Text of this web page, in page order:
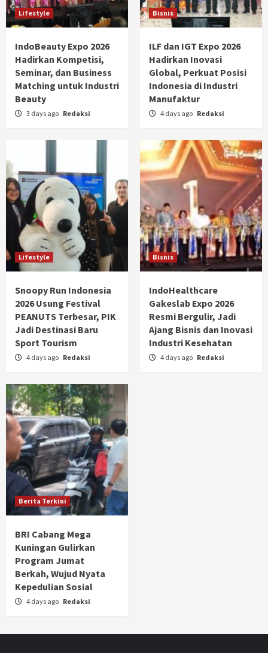
Lifestyle
IndoBeauty Expo 2026
Hadirkan Kompetisi,
Seminar, dan Business
Matching untuk Industri
Beauty
3 days ago Redaksi
Bisnis
ILF dan IGT Expo 2026
Hadirkan Inovasi
Global, Perkuat Posisi
Indonesia di Industri
Manufaktur
4 days ago Redaksi
Lifestyle
Snoopy Run Indonesia
2026 Usung Festival
PEANUTS Terbesar, PIK
Jadi Destinasi Baru
Sport Tourism
4 days ago Redaksi
Bisnis
IndoHealthcare
Gakeslab Expo 2026
Resmi Bergulir, Jadi
Ajang Bisnis dan Inovasi
Industri Kesehatan
4 days ago Redaksi
Berita Terkini
BRI Cabang Mega
Kuningan Gulirkan
Program Jumat
Berkah, Wujud Nyata
Kepedulian Sosial
4 days ago Redaksi